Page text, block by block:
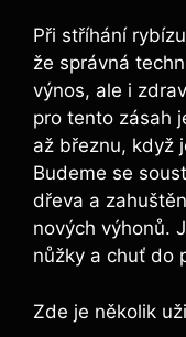
Při stříhání
že správná
výnos, ale i
pro tento zásah
až březnu, když
Budeme se
dřeva a
nových výhonů.
nůžky a chuť do
Zde je několik